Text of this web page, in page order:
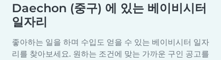
Daechon (중구) 에 있는 베이비시터
일자리
좋아하는 일을 하며 수입도 얻을 수 있는 베이비시터 일자
리를 찾아보세요. 원하는 조건에 맞는 가까운 구인 공고를